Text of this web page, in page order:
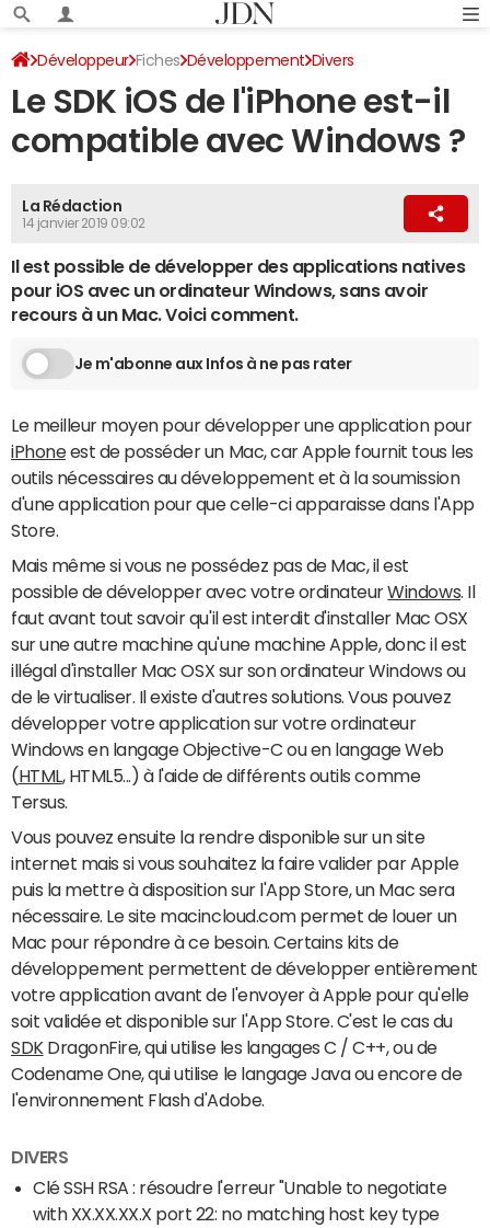
Développeur Fiches Développement Divers
Le SDK iOS de l'iPhone est-il
compatible avec Windows ?
La Rédaction
14 janvier 2019 09:02
Il est possible de développer des applications natives
pour iOS avec un ordinateur Windows, sans avoir
recours à un Mac. Voici comment.
Je m'abonne aux Infos à ne pas rater
Le meilleur moyen pour développer une application pour
iPhoneest de posséder un Mac, car Apple fournit tous les
outils nécessaires au développement et à la soumission
d'une application pour que celle-ci apparaisse dans l'App
Store.
Mais même si vous ne possédez pas de Mac, il est
possible de développer avec votre ordinateurWindows . Il
faut avant tout savoir qu'il est interdit d'installer Mac OSX
sur une autre machine qu'une machine Apple, donc il est
illégal d'installer Mac OSX sur son ordinateur Windows ou
de le virtualiser. Il existe d'autres solutions. Vous pouvez
développer votre application sur votre ordinateur
Windows en langage Objective-C ou en langage Web
(HTML , HTML5...) à l'aide de différents outils comme
Tersus.
Vous pouvez ensuite la rendre disponible sur un site
internet mais si vous souhaitez la faire valider par Apple
puis la mettre à disposition sur l'App Store, un Mac sera
nécessaire. Le site macincloud.com permet de louer un
Mac pour répondre à ce besoin. Certains kits de
développement permettent de développer entièrement
votre application avant de l'envoyer à Apple pour qu'elle
soit validée et disponible sur l'App Store. C'est le cas du
SDKDragonFire, qui utilise les langages C / C++, ou de
Codename One, qui utilise le langage Java ou encore de
l'environnement Flash d'Adobe.
DIVERS
Clé SSH RSA : résoudre l'erreur "Unable to negotiate
with XX.XX.XX.X port 22: no matching host key type